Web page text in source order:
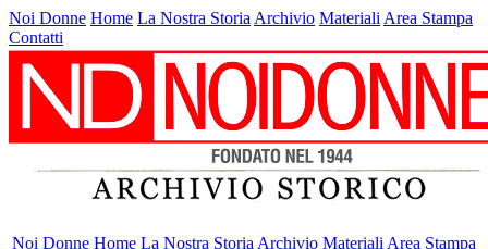
Noi Donne Home La Nostra Storia Archivio Materiali Area Stampa
Contatti
Noi Donne Home La Nostra Storia Archivio Materiali Area Stampa